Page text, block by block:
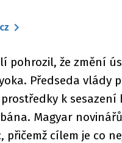
pohrozil, že změní
Předseda vlády
k
Magyar
cílem je co